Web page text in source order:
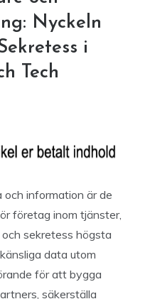
Nyckeln
i
Tech
och information är de
företag inom tjänster,
sekretess högsta
data utom
för att bygga
säkerställa